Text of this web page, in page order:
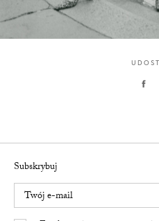
Subskrybuj
Twój e-mail